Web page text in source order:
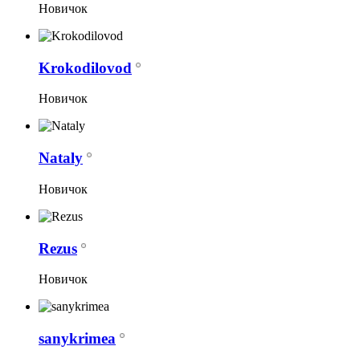
Новичок
Krokodilovod
Новичок
Nataly
Новичок
Rezus
Новичок
sanykrimea